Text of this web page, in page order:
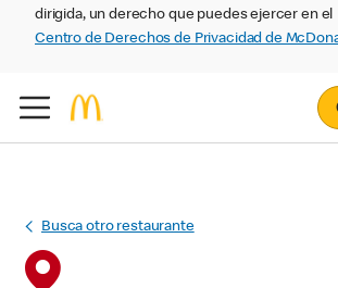
dirigida, un derecho que puedes ejercer en el
Centro de Derechos de Privacidad de
Busca otro restaurante